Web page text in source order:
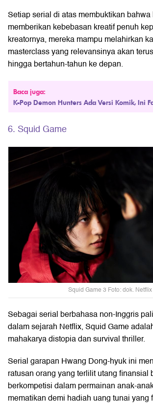
Setiap serial di atas membuktikan
memberikan kebebasan kreatif penuh
kreatornya, mereka mampu melahirkan
masterclass yang relevansinya akan
hingga bertahun-tahun ke depan.
Baca juga:
K-Pop Demon Hunters Ada Versi Komik, Ini
6. Squid Game
Squid Game 3 Foto: dok. Netflix
Sebagai serial berbahasa non-Inggris
dalam sejarah Netflix, Squid Game
mahakarya distopia dan survival thriller.
Serial garapan Hwang Dong-hyuk ini
ratusan orang yang terlilit utang finansial
berkompetisi dalam permainan anak-
mematikan demi hadiah uang tunai yang